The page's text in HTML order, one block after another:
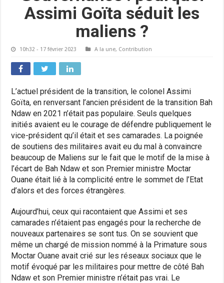
Assimi Goïta séduit les
maliens ?
10h32 - 17 février 2023 A la une, Contribution
L’actuel président de la transition, le colonel Assimi
Goïta, en renversant l’ancien président de la transition Bah
Ndaw en 2021 n’était pas populaire. Seuls quelques
initiés avaient eu le courage de défendre publiquement le
vice-président qu’il était et ses camarades. La poignée
de soutiens des militaires avait eu du mal à convaincre
beaucoup de Maliens sur le fait que le motif de la mise à
l’écart de Bah Ndaw et son Premier ministre Moctar
Ouane était lié à la complicité entre le sommet de l’Etat
d’alors et des forces étrangères.
Aujourd’hui, ceux qui racontaient que Assimi et ses
camarades n’étaient pas engagés pour la recherche de
nouveaux partenaires se sont tus. On se souvient que
même un chargé de mission nommé à la Primature sous
Moctar Ouane avait crié sur les réseaux sociaux que le
motif évoqué par les militaires pour mettre de côté Bah
Ndaw et son Premier ministre n’était pas vrai. Le